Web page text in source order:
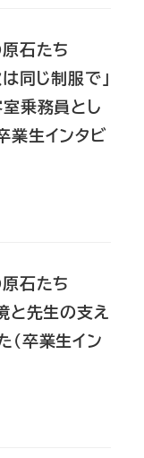
原石たち
同じ制服で」
乗務員とし
業生インタビ
原石たち
先生の支え
（卒業生イン